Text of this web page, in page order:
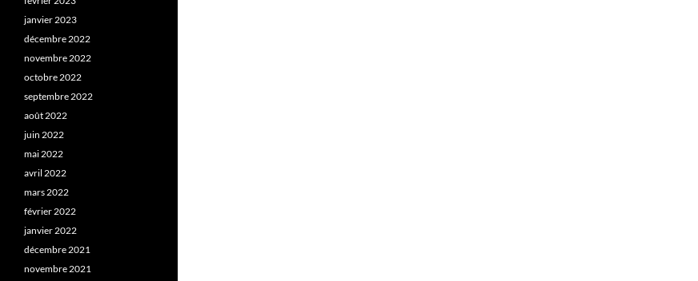
janvier 2023
décembre 2022
novembre 2022
octobre 2022
septembre 2022
août 2022
juin 2022
mai 2022
avril 2022
mars 2022
février 2022
janvier 2022
décembre 2021
novembre 2021